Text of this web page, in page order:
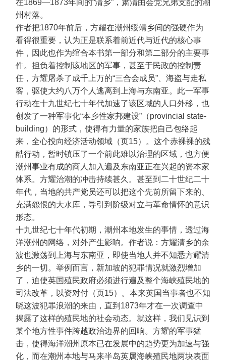
在1869—1873年间的“清乡”，肃清由会党兄弟支配的潮
州村落。
作者把1870年前后，方耀在潮州绥靖乡间的强硬作为
看得很重要，认为正是联系着前近代与近代的核心事
件，因此也作为绾合本书第一部分和第二部分的主要事
件。担负着控制该地区的军事，甚至于民政的控制责
任，方耀屠杀了成千上万的“三合会成员”、海盗与走私
客，驱使大约八万个人逃离到上海与东南亚。此一军事
行动在十九世纪七十年代加速了该区域的人口外移，也
创发了一种军事化“本乡性家邦建设”（provincial state-
building）的形式，使得有力量的家族把自己包络起
来，全心投向经济活动领域（页15）。这个赤裸裸的残
酷行动，暂时镇压了一个前此难以治理的区域，也方便
潮州事业有成的商人加入遍及东南亚正在兴起的资本家
体系。方耀治潮的冲击持续甚久。甚至到二十世纪二十
年代，当地的共产党员还可以把这个先前所留下来的、
充满怨恨的大水库，导引到阶级对立与革命情怀的意识
形态。
十九世纪七十年代初期，潮州本地发生的事情，透过海
洋潮州的网络，对外产生影响。作者说：方耀清乡的余
波也激荡到上海与东南亚，即使当地人并不知悉方耀清
乡的一切。举例而言，新加坡的犯罪情况就激烈增加
了，迫使英国殖民政府必须进行遍及整个海峡殖民地的
司法改革，以资对付（页15）。本来英国当事者也不知
晓这波犯罪浪潮的来由，直到1873年才在一次调查中
揭露了这样的殖民地的社会动态。就这样，我们见识到
某个地方性事件跨越政治边界的回响。方耀的军事猛
击，使得海洋潮州原本已在发展中的趋势更为加速与强
化，而在潮州本地与马来半岛英属海峡殖民地两块表面